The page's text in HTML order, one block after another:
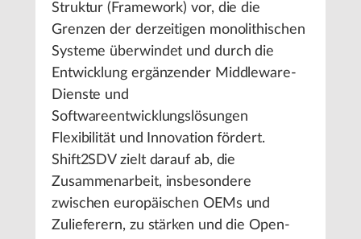
Struktur (Framework) vor, die die
Grenzen der derzeitigen monolithischen
Systeme überwindet und durch die
Entwicklung ergänzender Middleware-
Dienste und
Softwareentwicklungslösungen
Flexibilität und Innovation fördert.
Shift2SDV zielt darauf ab, die
Zusammenarbeit, insbesondere
zwischen europäischen OEMs und
Zulieferern, zu stärken und die Open-